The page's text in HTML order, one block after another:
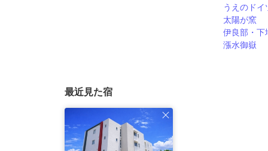
うえのドイ
太陽が窯
伊良部・下
漲水御嶽
最近見た宿